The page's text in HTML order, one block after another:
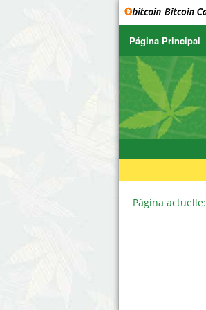
Página Principal
SENSI SEEDS
SENSI SEEDS
NIRVANA
SERIOUS SEEDS
Página actuelle: